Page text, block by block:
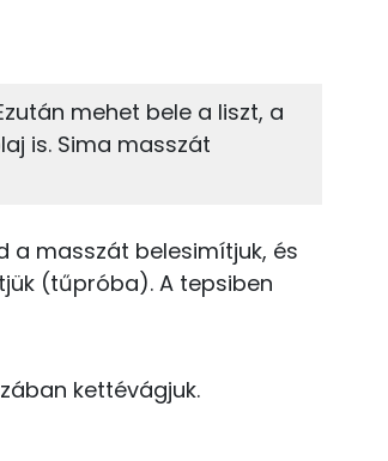
61 kcal
0 kcal
Víz
vitamin:
mehet bele a liszt, a
is. Sima masszát
a masszát belesimítjuk, és
(tűpróba). A tepsiben
kettévágjuk.